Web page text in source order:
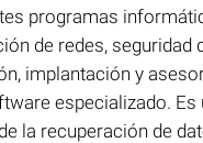
programas
de redes, seguridad
implantación y
especializado. Es
la recuperación de